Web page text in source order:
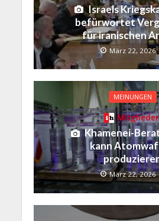
Israels
befürwortet
für iranischen
März 22, 2026
MEINUNGEN
Mitglieder
Khamenei-
kann
März 22, 2026